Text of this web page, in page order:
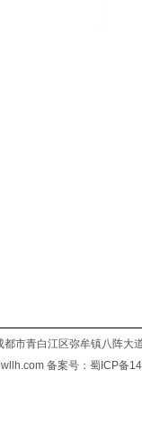
市青白江区弥牟镇八阵大
备案号： 蜀ICP备